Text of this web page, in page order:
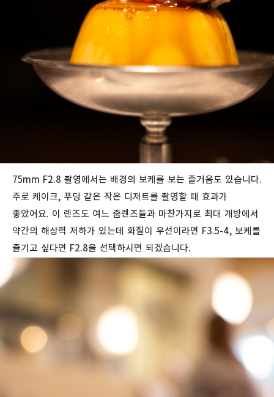
75mm F2.8 촬영에서는 배경의 보케를 보는 즐거움도 있습니다.
주로 케이크, 푸딩 같은 작은 디저트를 촬영할 때 효과가
좋았어요. 이 렌즈도 여느 줌렌즈들과 마찬가지로 최대 개방에서
약간의 해상력 저하가 있는데 화질이 우선이라면 F3.5-4, 보케를
즐기고 싶다면 F2.8을 선택하시면 되겠습니다.